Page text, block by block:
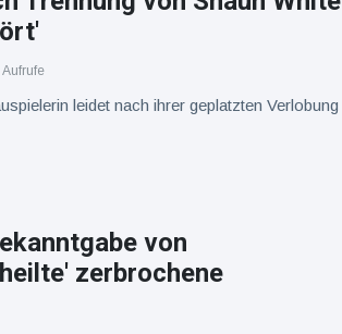
leidet nach ihrer geplatzten Verlobung
von
zerbrochene